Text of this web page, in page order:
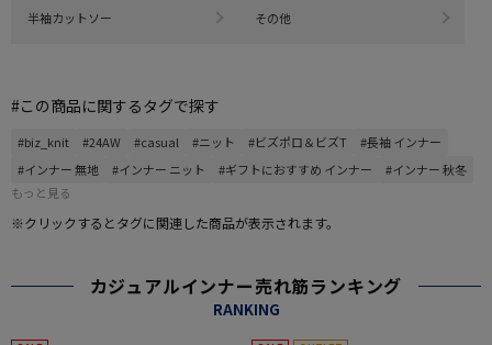
半袖カットソー その他
#この商品に関するタグで探す
#biz_knit #24AW #casual #ニット #ビズポロ＆ビズT
#長袖 インナー
#インナー 無地
#インナー ニット #ギフトにおすすめ インナー
#インナー 秋冬
もっと見る
※クリックするとタグに関連した商品が表示されます。
カジュアルインナー売れ筋ランキング
RANKING